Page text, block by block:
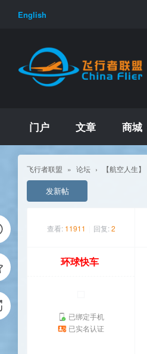
English
门户 文章 商城
飞行者联盟 » 论坛 › 【航空人生】
发新帖
查看: 11911 回复: 2
环球快车
已绑定手机
已实名认证